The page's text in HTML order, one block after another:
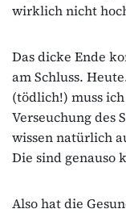
wirklich nicht
Das dicke Ende
am Schluss.
(tödlich!) muss
Verseuchung des
wissen natürlich
Die sind genauso
Also hat die